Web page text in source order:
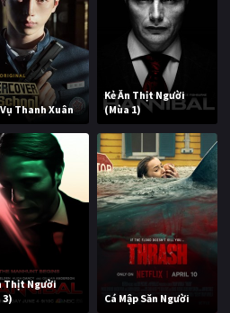
Thanh Xuân
Kẻ Ăn Thịt Người
(Mùa 1)
Thịt Người
3)
Cá Mập Săn Người